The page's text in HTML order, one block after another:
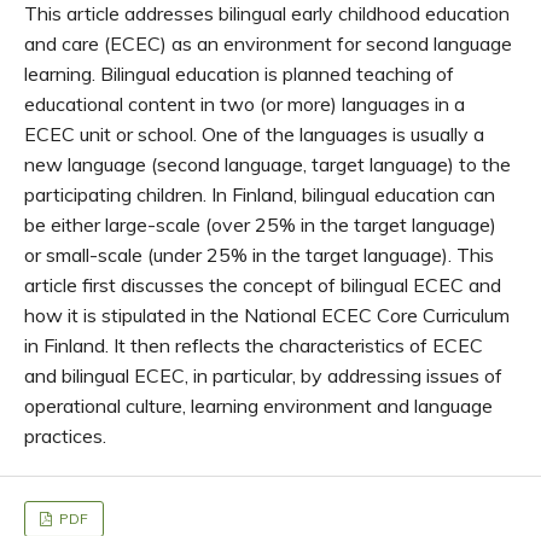
This article addresses bilingual early childhood education
and care (ECEC) as an environment for second language
learning. Bilingual education is planned teaching of
educational content in two (or more) languages in a
ECEC unit or school. One of the languages is usually a
new language (second language, target language) to the
participating children. In Finland, bilingual education can
be either large-scale (over 25% in the target language)
or small-scale (under 25% in the target language). This
article first discusses the concept of bilingual ECEC and
how it is stipulated in the National ECEC Core Curriculum
in Finland. It then reflects the characteristics of ECEC
and bilingual ECEC, in particular, by addressing issues of
operational culture, learning environment and language
practices.
PDF